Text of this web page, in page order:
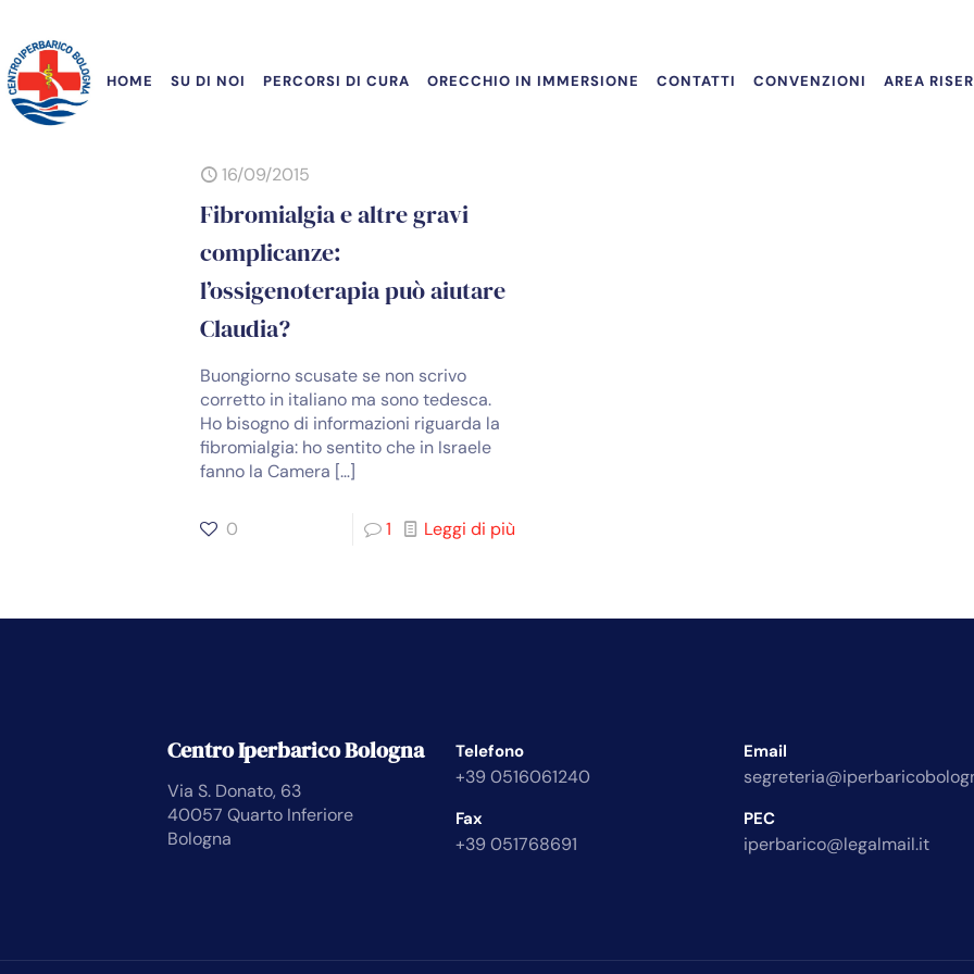
HOME SU DI NOI PERCORSI DI CURA ORECCHIO IN IMMERSIONE CONTATTI CONVENZIONI AREA
16/09/2015
Fibromialgia e altre gravi
complicanze:
l’ossigenoterapia può aiutare
Claudia?
Buongiorno scusate se non scrivo
corretto in italiano ma sono tedesca.
Ho bisogno di informazioni riguarda la
fibromialgia: ho sentito che in Israele
fanno la Camera […]
0 1 Leggi di più
Centro Iperbarico Bologna
Via S. Donato, 63
40057 Quarto Inferiore
Bologna
Telefono
+39 0516061240
Fax
+39 051768691
Email
PEC
iperbarico@legalmail.it